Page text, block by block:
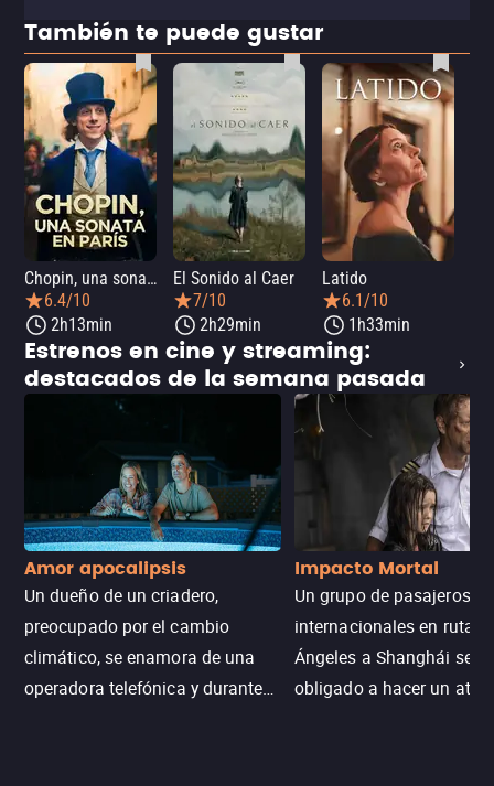
También te puede gustar
Chopin, una sonata en París
6.4/10
2h13min
El Sonido al Caer
7/10
2h29min
Latido
6.1/10
1h33min
Estrenos en cine y streaming:
destacados de la semana pasada
Amor apocalipsis
Un dueño de un criadero,
preocupado por el cambio
climático, se enamora de una
operadora telefónica y durante
Impacto Mortal
Un grupo de pasajeros
internacionales en ruta
Ángeles a Shanghái se ve
obligado a hacer un